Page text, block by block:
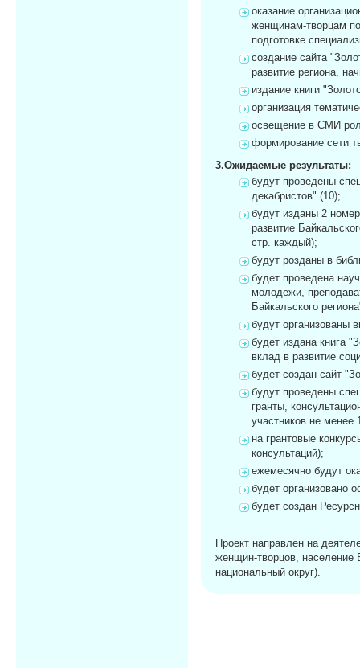
оказание
женщинам-творцам
подготовке
создание сайта
развитие региона,
издание книги
организация
освещение в СМИ
формирование сети
3.Ожидаемые результаты:
будут проведены
декабристов" (10);
будут изданы 2
развитие
стр. каждый);
будут розданы в
будет проведена
молодежи,
Байкальского
будут организованы
будет издана книга
вклад в развитие
будет создан сайт
будут проведены
гранты,
участников не менее
на грантовые
консультаций);
ежемесячно будут
будет организовано
будет создан
Проект направлен на
женщин-творцов, население
национальный округ).